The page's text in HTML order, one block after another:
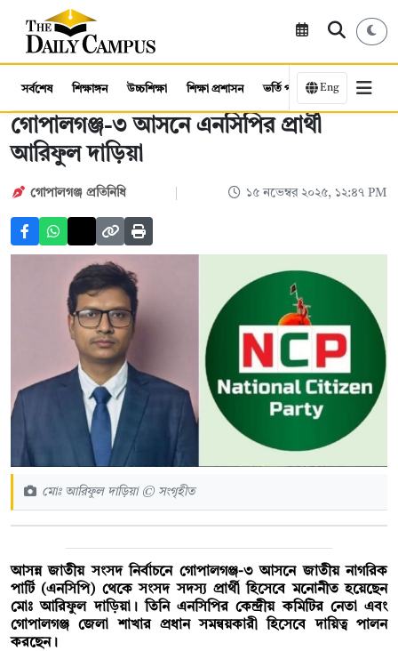
সর্বশেষ শিক্ষাঙ্গন উচ্চশিক্ষা শিক্ষা প্রশাসন ভর্তি পরীক্ষা কর্মসংস্থান
Eng
গোপালগঞ্জ-৩ আসনে এনসিপির প্রার্থী
আরিফুল দাড়িয়া
গোপালগঞ্জ প্রতিনিধি ১৫ নভেম্বর ২০২৫, ১২:৪৭ PM
মোঃ আরিফুল দাড়িয়া © সংগৃহীত
আসন্ন জাতীয় সংসদ নির্বাচনে গোপালগঞ্জ-৩ আসনে জাতীয় নাগরিক
পার্টি (এনসিপি) থেকে সংসদ সদস্য প্রার্থী হিসেবে মনোনীত হয়েছেন
মোঃ আরিফুল দাড়িয়া। তিনি এনসিপির কেন্দ্রীয় কমিটির নেতা এবং
গোপালগঞ্জ জেলা শাখার প্রধান সমন্বয়কারী হিসেবে দায়িত্ব পালন
করছেন।